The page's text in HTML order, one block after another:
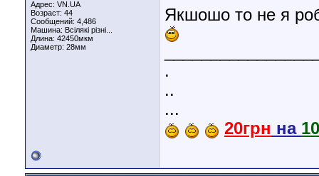
Адрес: VN.UA
Возраст: 44
Сообщений: 4,486
Машина: Всілякі різні...
Длина: 42450мкм
Диаметр: 28мм
Якшошо то не я
.
..
...
20грн на